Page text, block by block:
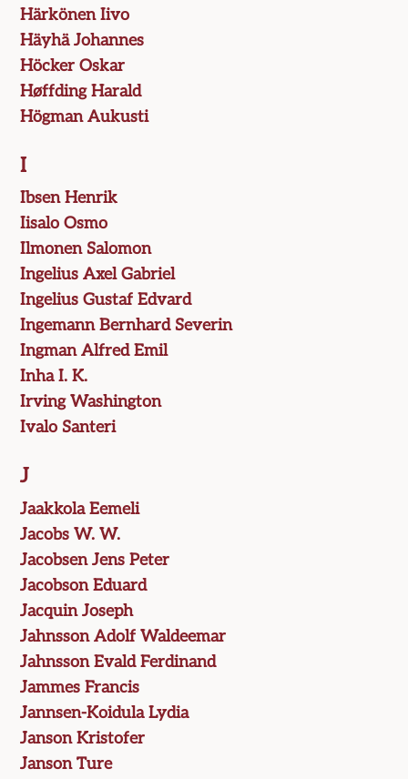
Härkönen Iivo
Häyhä Johannes
Höcker Oskar
Høffding Harald
Högman Aukusti
I
Ibsen Henrik
Iisalo Osmo
Ilmonen Salomon
Ingelius Axel Gabriel
Ingelius Gustaf Edvard
Ingemann Bernhard Severin
Ingman Alfred Emil
Inha I. K.
Irving Washington
Ivalo Santeri
J
Jaakkola Eemeli
Jacobs W. W.
Jacobsen Jens Peter
Jacobson Eduard
Jacquin Joseph
Jahnsson Adolf Waldeemar
Jahnsson Evald Ferdinand
Jammes Francis
Jannsen-Koidula Lydia
Janson Kristofer
Janson Ture